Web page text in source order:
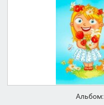
Альбом: